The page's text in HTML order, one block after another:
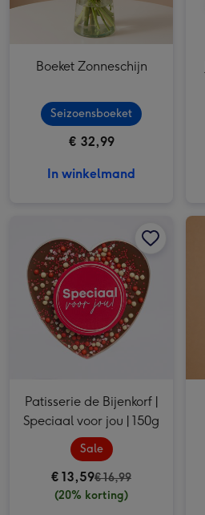
Boeket Zonneschijn
Seizoensboeket
€ 32,99
In winkelmand
Patisserie de Bijenkorf |
Speciaal voor jou | 150g
Sale
€ 13,59€ 16,99
(20% korting)